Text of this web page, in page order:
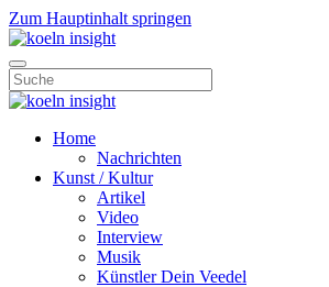
Zum Hauptinhalt springen
Home
Nachrichten
Kunst / Kultur
Artikel
Video
Interview
Musik
Künstler Dein Veedel